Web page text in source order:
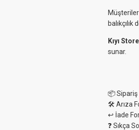
Kıyı Store
sunar.
📦 Sipariş
🛠 Arıza
↩️ İade
❓ Sıkça